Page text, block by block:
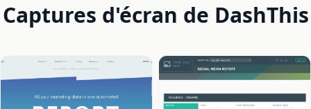
Captures d'écran de DashThis